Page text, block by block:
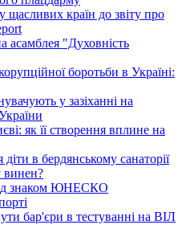
щасливих країн до звіту про
асамблея "Духовність
боротьби в Україні:
у зазіханні на
як її створення вплине на
в бердянському санаторії
винен?
знаком ЮНЕСКО
бар'єри в тестуванні на ВІЛ